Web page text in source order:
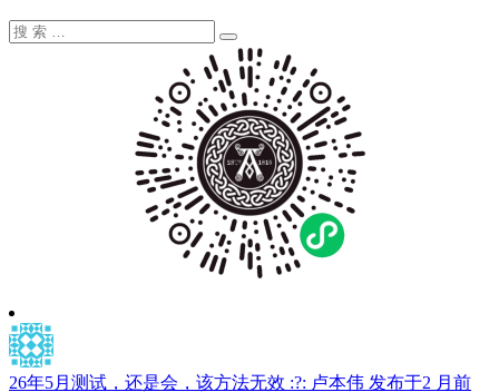
搜
搜
索
26年5月测试，还是会，该方法无效 :?: 卢本伟 发布于2 月前